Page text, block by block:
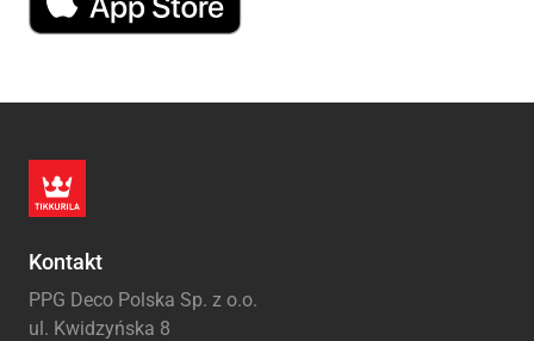
Kontakt
PPG Deco Polska Sp. z o.o.
ul. Kwidzyńska 8